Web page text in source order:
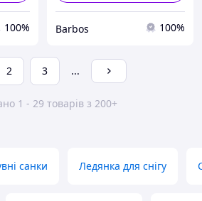
100% Barbos 100%
2 3 ...
1 - 29 товарів з 200+
санки Ледянка для снігу